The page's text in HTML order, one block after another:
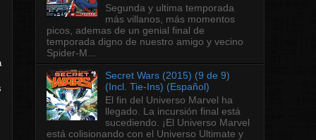
Segunda y ultima temporada
más villanos, más momentos
picos, ademas de un genial final de
temporada digno de nuestro amigo y vecino
Spider-M...
Secret Wars (2015) (9 de 9)
(Incl. Tie-Ins) (Español)
El fin del Universo Marvel ha
llegado. La incursión final está
sucediendo. ¡El Universo Marvel
está colisionando con el Universo Ultimate y